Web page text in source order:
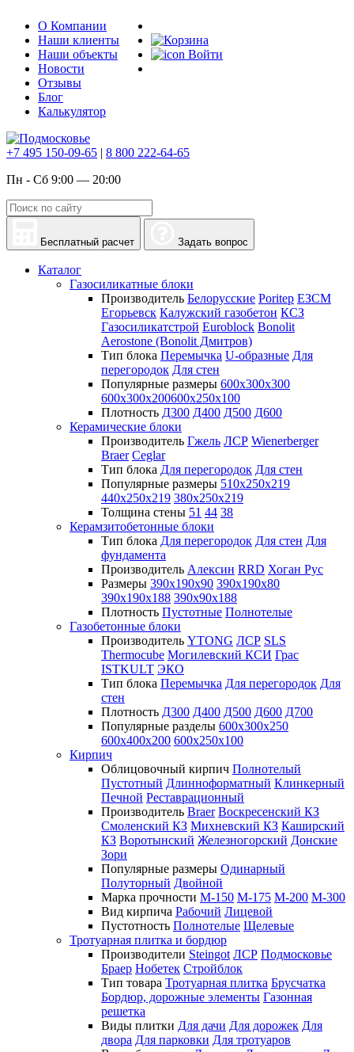
О Компании
Наши клиенты
Наши объекты
Новости
Отзывы
Блог
Калькулятор
Войти
+7 495 150-09-65 | 8 800 222-64-65
Пн - Сб 9:00 — 20:00
Бесплатный расчет Задать вопрос
Каталог
Газосиликатные блоки
Производитель Белорусские Poritep ЕЗСМ
Егорьевск Калужский газобетон КСЗ
Газосиликатстрой Euroblock Bonolit
Aerostone (Bonolit Дмитров)
Тип блока Перемычка U-образные Для
перегородок Для стен
Популярные размеры 600х300х300
600х300х200600х250х100
Плотность Д300 Д400 Д500 Д600
Керамические блоки
Производитель Гжель ЛСР Wienerberger
Braer Ceglar
Тип блока Для перегородок Для стен
Популярные размеры 510х250х219
440х250х219 380х250х219
Толщина стены 51 44 38
Керамзитобетонные блоки
Тип блока Для перегородок Для стен Для
фундамента
Производитель Алексин RRD Хоган Рус
Размеры 390х190х90 390х190х80
390х190х188 390х90х188
Плотность Пустотные Полнотелые
Газобетонные блоки
Производитель YTONG ЛСР SLS
Thermocube Могилевский КСИ Грас
ISTKULT ЭКО
Тип блока Перемычка Для перегородок Для
стен
Плотность Д300 Д400 Д500 Д600 Д700
Популярные разделы 600х300х250
600х400х200 600х250х100
Кирпич
Облицовочный кирпич Полнотелый
Пустотный Длинноформатный Клинкерный
Печной Реставрационный
Производитель Braer Воскресенский КЗ
Смоленский КЗ Михневский КЗ Каширский
КЗ Воротынский Железногорский Донские
Зори
Популярные размеры Одинарный
Полуторный Двойной
Марка прочности М-150 М-175 М-200 М-300
Вид кирпича Рабочий Лицевой
Пустотность Полнотелые Щелевые
Тротуарная плитка и бордюр
Производители Steingot ЛСР Подмосковье
Браер Нобетек Стройблок
Тип товара Тротуарная плитка Брусчатка
Бордюр, дорожные элементы Газонная
решетка
Виды плитки Для дачи Для дорожек Для
двора Для парковки Для тротуаров